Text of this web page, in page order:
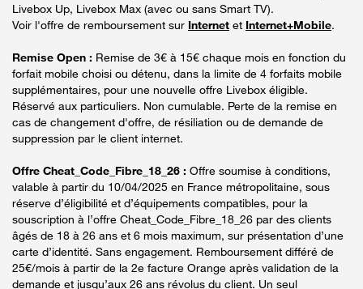
Livebox Up, Livebox Max (avec ou sans Smart TV).
Voir l'offre de remboursement sur Internet et Internet+Mobile.
Remise Open : Remise de 3€ à 15€ chaque mois en fonction du
forfait mobile choisi ou détenu, dans la limite de 4 forfaits mobile
supplémentaires, pour une nouvelle offre Livebox éligible.
Réservé aux particuliers. Non cumulable. Perte de la remise en
cas de changement d'offre, de résiliation ou de demande de
suppression par le client internet.
Offre Cheat_Code_Fibre_18_26 : Offre soumise à conditions,
valable à partir du 10/04/2025 en France métropolitaine, sous
réserve d’éligibilité et d’équipements compatibles, pour la
souscription à l’offre Cheat_Code_Fibre_18_26 par des clients
âgés de 18 à 26 ans et 6 mois maximum, sur présentation d’une
carte d’identité. Sans engagement. Remboursement différé de
25€/mois à partir de la 2e facture Orange après validation de la
demande et jusqu’aux 26 ans révolus du client. Un seul